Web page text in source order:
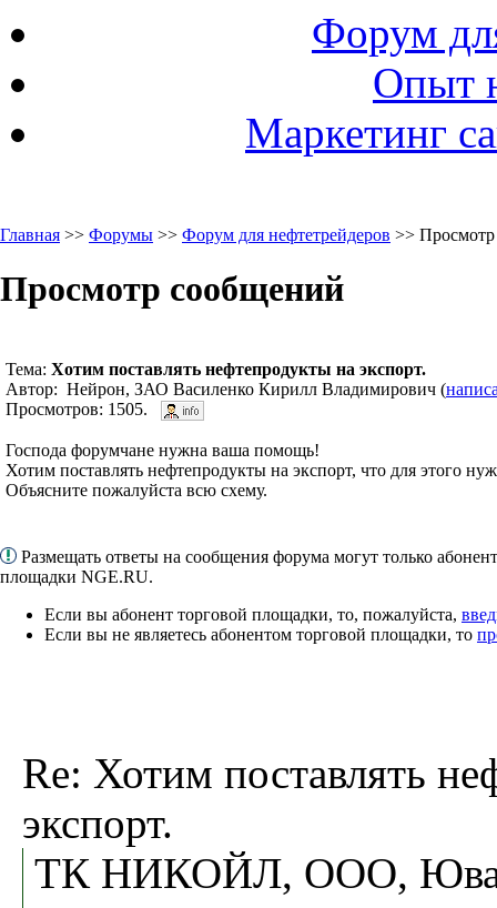
Форум
Опыт
Маркетинг
Главная >> Форумы >> Форум для нефтетрейдеров >>
Просмотр сообщений
Тема: Хотим поставлять нефтепродукты на экспорт.
Автор: Нейрон, ЗАО Василенко Кирилл Владимирович (
Просмотров: 1505.
Господа форумчане нужна ваша помощь!
Хотим поставлять нефтепродукты на экспорт, что для этого
Объясните пожалуйста всю схему.
Размещать ответы на сообщения форума могут только
площадки NGE.RU.
Если вы абонент торговой площадки, то, пожалуйста,
Если вы не являетесь абонентом торговой площадки, то
Re: Хотим поставлять
экспорт.
ТК НИКОЙЛ, ООО,